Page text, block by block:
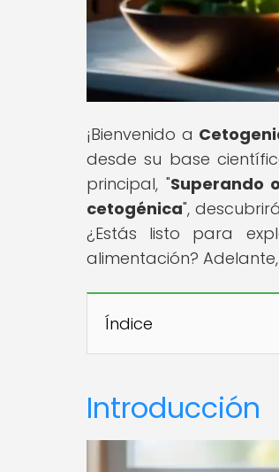
¡Bienvenido a
desde su base
principal, "Superando
cetogénica",
¿Estás listo para
alimentación?
Índice
Introducción